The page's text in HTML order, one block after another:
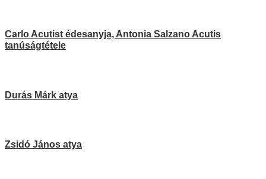
Carlo Acutist édesanyja, Antonia Salzano Acutis
tanúságtétele
Durás Márk atya
Zsidó János atya